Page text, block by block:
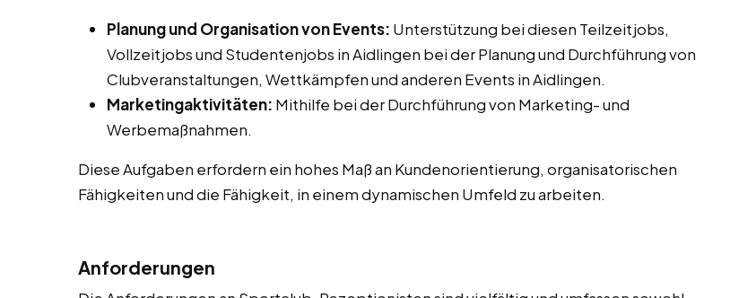
Planung und Organisation von Events: Unterstützung bei diesen Teilzeitjobs,
Vollzeitjobs und Studentenjobs in Aidlingen bei der Planung und Durchführung von
Clubveranstaltungen, Wettkämpfen und anderen Events in Aidlingen.
Marketingaktivitäten: Mithilfe bei der Durchführung von Marketing- und
Werbemaßnahmen.
Diese Aufgaben erfordern ein hohes Maß an Kundenorientierung, organisatorischen
Fähigkeiten und die Fähigkeit, in einem dynamischen Umfeld zu arbeiten.
Anforderungen